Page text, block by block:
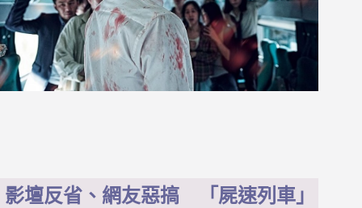
影壇反省、網友惡搞 「屍速列車」